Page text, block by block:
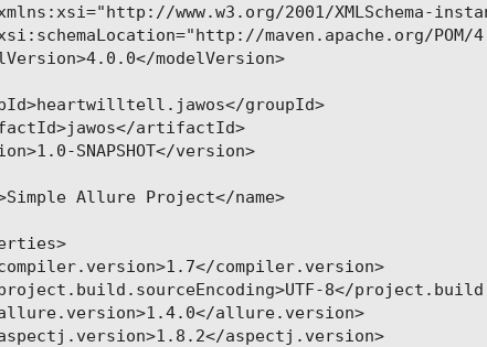
www.w3.org/2001/XMLSchema-
maven.apache.org/POM/
modelVersion>
groupId>
artifactId>
SNAPSHOT</version>
Allure Project</name>
compiler.version>
8</
allure.version>
aspectj.version>